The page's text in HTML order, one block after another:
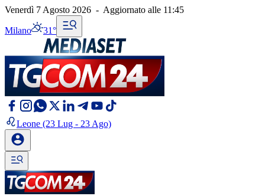
Venerdì 7 Agosto 2026 - Aggiornato alle 11:45
Milano 31°
Leone (23 Lug - 23 Ago)